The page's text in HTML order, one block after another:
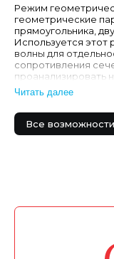
Режим
геометрические
прямоугольника,
Используется
волны для
сопротивления
проанализировать
конструкций из
сопротивления
Читать далее
Все возможности